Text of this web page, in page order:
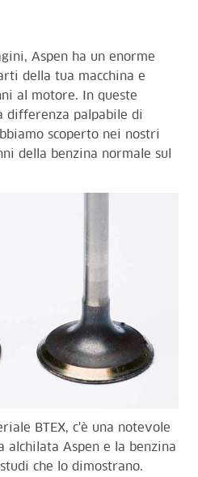
Aspen ha un enorme
della tua macchina e
al motore. In queste
differenza palpabile di
scoperto nei nostri
della benzina normale sul
BTEX, c'è una notevole
Aspen e la benzina
che lo dimostrano.